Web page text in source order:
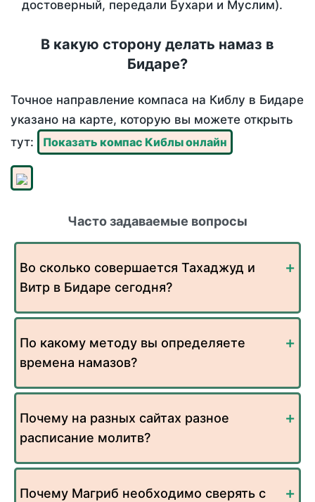
достоверный, передали Бухари и Муслим).
В какую сторону делать намаз в
Бидаре?
Точное направление компаса на Киблу в Бидаре
указано на карте, которую вы можете открыть
тут:
Показать компас Киблы онлайн
Часто задаваемые вопросы
Во сколько совершается Тахаджуд и
Витр в Бидаре сегодня?
По какому методу вы определяете
времена намазов?
Почему на разных сайтах разное
расписание молитв?
Почему Магриб необходимо сверять с